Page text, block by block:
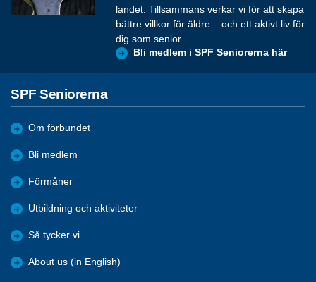
landet. Tillsammans verkar vi för att skapa
bättre villkor för äldre – och ett aktivt liv för
dig som senior.
Bli medlem i SPF Seniorerna här
SPF Seniorerna
Om förbundet
Bli medlem
Förmåner
Utbildning och aktiviteter
Så tycker vi
About us (in English)